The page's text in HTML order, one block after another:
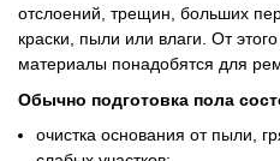
отслоений, трещин, больших
краски, пыли или влаги. От
материалы понадобятся для
Обычно подготовка пола
очистка основания от пыли,